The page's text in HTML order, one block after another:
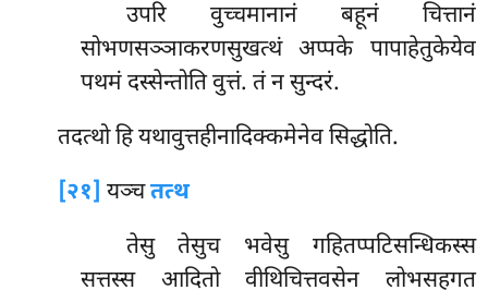
उपरि वुच्चमानानं बहूनं चित्तानं
सोभणसञ्ञाकरणसुखत्थं अप्पके पापाहेतुकेयेव
पथमं दस्सेन्तोति वुत्तं. तं न सुन्दरं.
तदत्थो हि यथावुत्तहीनादिक्कमेनेव सिद्धोति.
[२१] यञ्चतत्थ
तेसु तेसुच भवेसु गहितप्पटिसन्धिकस्स
सत्तस्स आदितो वीथिचित्तवसेन लोभसहगत